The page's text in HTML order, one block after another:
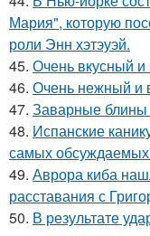
Мария", которую
роли Энн хэтэуэй.
45. Очень вкусный
46. Очень нежный и
47. Заварные блины
48. Испанские
самых обсуждаемых
49. Аврора киба
расставания с
50. В результате